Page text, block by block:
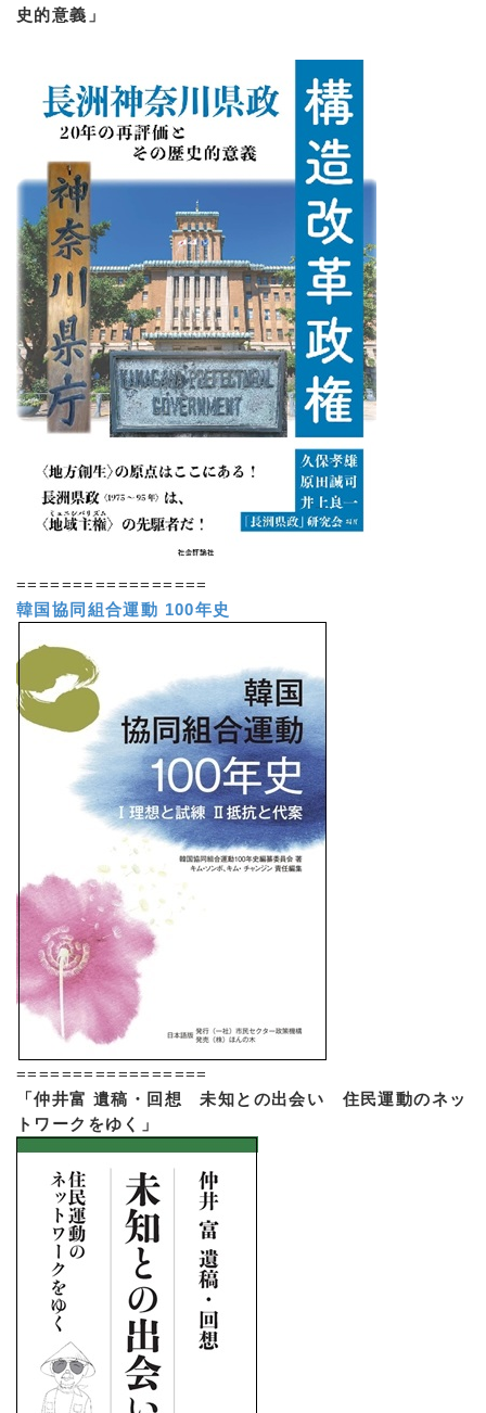
史的意義」
=================
韓国協同組合運動 100年史
=================
「仲井富 遺稿・回想 未知との出会い 住民運動のネッ
トワークをゆく」